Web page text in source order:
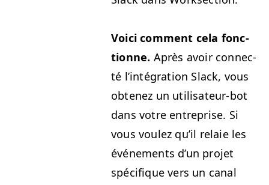
Voici com­ment cela fonc­
tionne. Après avoir con­nec­
té l’intégration Slack, vous
obtenez un util­isa­teur-bot
dans votre entre­prise. Si
vous voulez qu’il relaie les
événe­ments d’un pro­jet
spé­ci­fique vers un canal